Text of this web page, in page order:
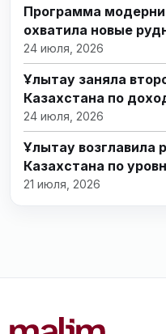
Программа
охватила новые
24 июля, 2026
Ұлытау заняла
Казахстана по
24 июля, 2026
Ұлытау возглавила
Казахстана по
21 июля, 2026